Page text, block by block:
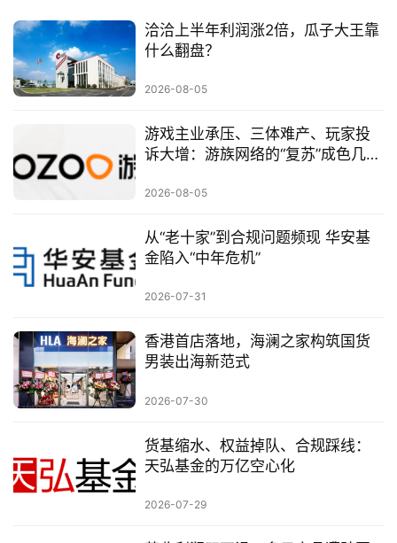
洽洽上半年利润涨2倍，瓜子大王靠
什么翻盘？
2026-08-05
游戏主业承压、三体难产、玩家投
诉大增：游族网络的“复苏”成色几
2026-08-05
从“老十家”到合规问题频现 华安基
金陷入“中年危机”
2026-07-31
香港首店落地，海澜之家构筑国货
男装出海新范式
2026-07-30
货基缩水、权益掉队、合规踩线：
天弘基金的万亿空心化
2026-07-29